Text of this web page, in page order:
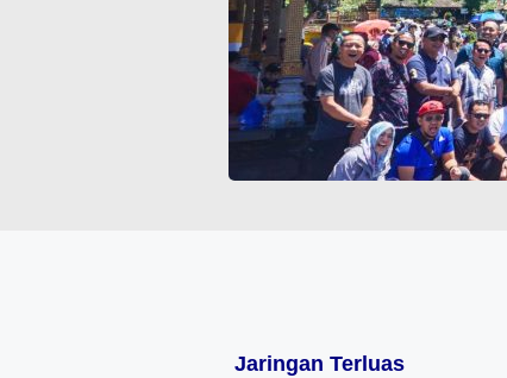
Jaringan Terluas